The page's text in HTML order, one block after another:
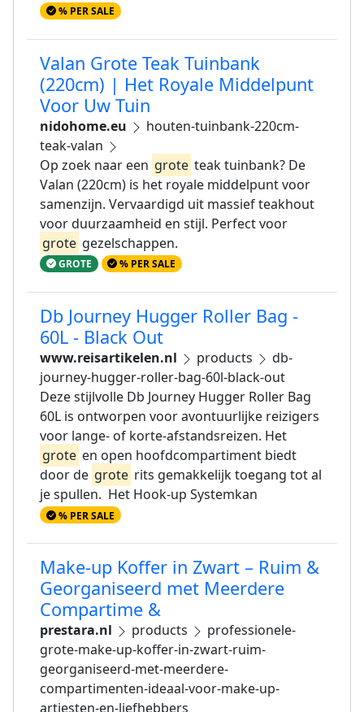
% PER SALE
Valan Grote Teak Tuinbank
(220cm) | Het Royale Middelpunt
Voor Uw Tuin
nidohome.eu
houten-tuinbank-220cm-
teak-valan
Op zoek naar een grote teak tuinbank? De
Valan (220cm) is het royale middelpunt voor
samenzijn. Vervaardigd uit massief teakhout
voor duurzaamheid en stijl. Perfect voor
grote gezelschappen.
GROTE % PER SALE
Db Journey Hugger Roller Bag -
60L - Black Out
www.reisartikelen.nl products
db-
journey-hugger-roller-bag-60l-black-out
Deze stijlvolle Db Journey Hugger Roller Bag
60L is ontworpen voor avontuurlijke reizigers
voor lange- of korte-afstandsreizen. Het
grote en open hoofdcompartiment biedt
door de grote rits gemakkelijk toegang tot al
je spullen. Het Hook-up Systemkan
% PER SALE
Make-up Koffer in Zwart – Ruim &
Georganiseerd met Meerdere
Compartime &
prestara.nl products
professionele-
grote-make-up-koffer-in-zwart-ruim-
georganiseerd-met-meerdere-
compartimenten-ideaal-voor-make-up-
artiesten-en-liefhebbers